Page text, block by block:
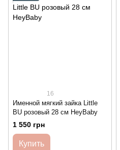
16
Именной мягкий зайка Little
BU розовый 28 см HeyBaby
1 550 грн
Купить